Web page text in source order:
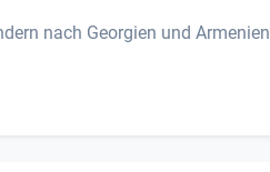
nach Georgien und Armenien